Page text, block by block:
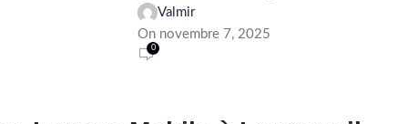
Valmir
On novembre 7, 2025
0